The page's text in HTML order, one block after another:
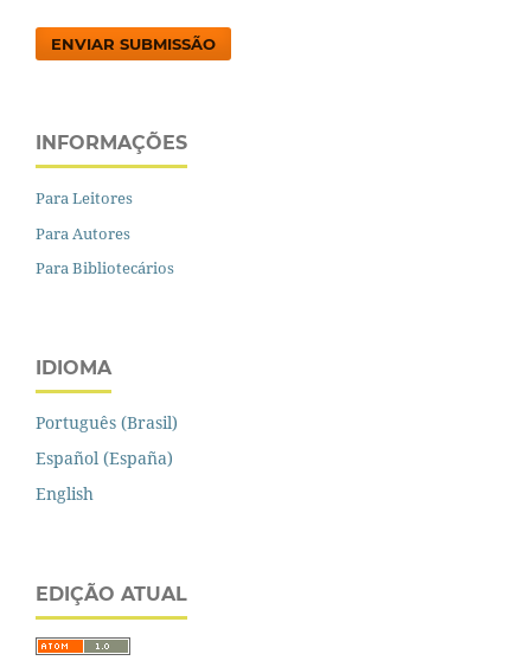
ENVIAR SUBMISSÃO
INFORMAÇÕES
Para Leitores
Para Autores
Para Bibliotecários
IDIOMA
Português (Brasil)
Español (España)
English
EDIÇÃO ATUAL